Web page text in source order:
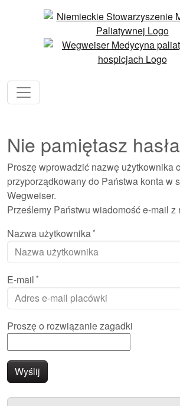
Nie pamiętasz
Proszę wprowadzić nazwę użytkownika
przyporządkowany do Państwa konta w
Wegweiser.
Prześlemy Państwu wiadomość e-mail z
Nazwa użytkownika
E-mail
Proszę o rozwiązanie zagadki
Wyślij